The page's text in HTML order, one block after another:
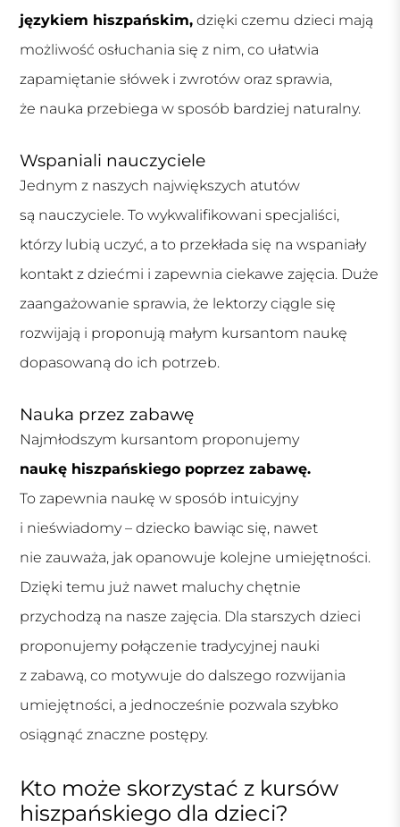
językiem hiszpańskim, dzięki czemu dzieci mają
możliwość osłuchania się z nim, co ułatwia
zapamiętanie słówek i zwrotów oraz sprawia,
że nauka przebiega w sposób bardziej naturalny.
Wspaniali nauczyciele
Jednym z naszych największych atutów
są nauczyciele. To wykwalifikowani specjaliści,
którzy lubią uczyć, a to przekłada się na wspaniały
kontakt z dziećmi i zapewnia ciekawe zajęcia. Duże
zaangażowanie sprawia, że lektorzy ciągle się
rozwijają i proponują małym kursantom naukę
dopasowaną do ich potrzeb.
Nauka przez zabawę
Najmłodszym kursantom proponujemy
naukę hiszpańskiego poprzez zabawę.
To zapewnia naukę w sposób intuicyjny
i nieświadomy – dziecko bawiąc się, nawet
nie zauważa, jak opanowuje kolejne umiejętności.
Dzięki temu już nawet maluchy chętnie
przychodzą na nasze zajęcia. Dla starszych dzieci
proponujemy połączenie tradycyjnej nauki
z zabawą, co motywuje do dalszego rozwijania
umiejętności, a jednocześnie pozwala szybko
osiągnąć znaczne postępy.
Kto może skorzystać z kursów
hiszpańskiego dla dzieci?